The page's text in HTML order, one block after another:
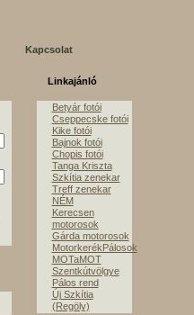
Kapcsolat
Linkajánló
Betyár fotói
Cseppecske fotói
Kike fotói
Bajnok fotói
Chopis fotói
Tanga Kriszta
Szkítia zenekar
Treff zenekar
NÉM
Kerecsen
motorosok
Gárda motorosok
MotorkerékPálosok
MOTaMOT
Szentkútvölgye
Pálos rend
Új Szkítia
(Regöly)